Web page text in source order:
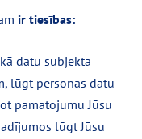
ir tiesības:
datu subjekta
lūgt personas datu
pamatojumu Jūsu
lūgt Jūsu